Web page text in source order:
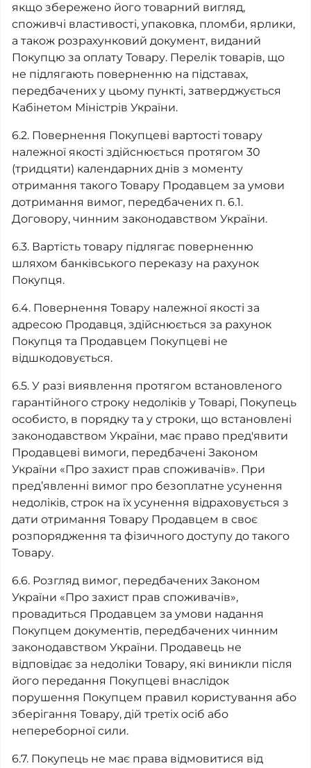
якщо збережено його товарний вигляд,
споживчі властивості, упаковка, пломби, ярлики,
а також розрахунковий документ, виданий
Покупцю за оплату Товару. Перелік товарів, що
не підлягають поверненню на підставах,
передбачених у цьому пункті, затверджується
Кабінетом Міністрів України.
6.2. Повернення Покупцеві вартості товару
належної якості здійснюється протягом 30
(тридцяти) календарних днів з моменту
отримання такого Товару Продавцем за умови
дотримання вимог, передбачених п. 6.1.
Договору, чинним законодавством України.
6.3. Вартість товару підлягає поверненню
шляхом банківського переказу на рахунок
Покупця.
6.4. Повернення Товару належної якості за
адресою Продавця, здійснюється за рахунок
Покупця та Продавцем Покупцеві не
відшкодовується.
6.5. У разі виявлення протягом встановленого
гарантійного строку недоліків у Товарі, Покупець
особисто, в порядку та у строки, що встановлені
законодавством України, має право пред'явити
Продавцеві вимоги, передбачені Законом
України «Про захист прав споживачів». При
пред’явленні вимог про безоплатне усунення
недоліків, строк на їх усунення відраховується з
дати отримання Товару Продавцем в своє
розпорядження та фізичного доступу до такого
Товару.
6.6. Розгляд вимог, передбачених Законом
України «Про захист прав споживачів»,
провадиться Продавцем за умови надання
Покупцем документів, передбачених чинним
законодавством України. Продавець не
відповідає за недоліки Товару, які виникли після
його передання Покупцеві внаслідок
порушення Покупцем правил користування або
зберігання Товару, дій третіх осіб або
непереборної сили.
6.7. Покупець не має права відмовитися від